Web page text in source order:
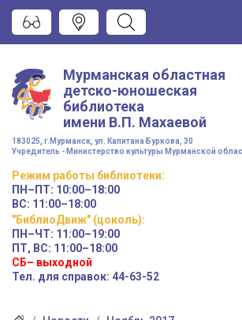
Мурманская областная
детско-юношеская
библиотека
имени В.П. Махаевой
183025, г.Мурманск, ул. Капитана Буркова, 30
Учредитель - Министерство культуры Мурманской
Режим работы библиотеки:
ПН–ПТ: 10:00–18:00
ВС: 11:00–18:00
"БиблиоДвиж" (цоколь):
ПН–ЧТ: 11:00–19:00
ПТ, ВС: 11:00–18:00
СБ– выходной
Тел. для справок: 44-63-52